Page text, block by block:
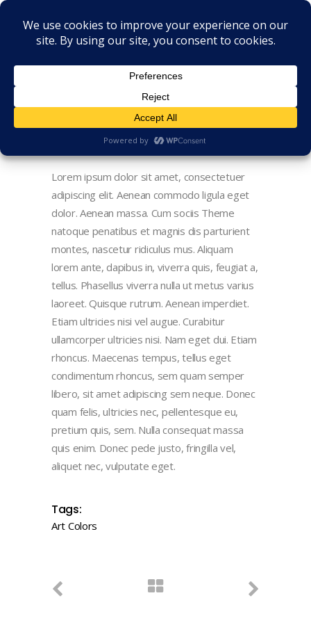
Lorem ipsum dolor sit amet, consectetuer
adipiscing elit. Aenean commodo ligula eget
dolor. Aenean massa. Cum sociis Theme
natoque penatibus et magnis dis parturient
montes, nascetur ridiculus mus. Aliquam
lorem ante, dapibus in, viverra quis, feugiat a,
tellus. Phasellus viverra nulla ut metus varius
laoreet. Quisque rutrum. Aenean imperdiet.
Etiam ultricies nisi vel augue. Curabitur
ullamcorper ultricies nisi. Nam eget dui. Etiam
rhoncus. Maecenas tempus, tellus eget
condimentum rhoncus, sem quam semper
libero, sit amet adipiscing sem neque. Donec
quam felis, ultricies nec, pellentesque eu,
pretium quis, sem. Nulla consequat massa
quis enim. Donec pede justo, fringilla vel,
aliquet nec, vulputate eget.
Tags:
Art Colors